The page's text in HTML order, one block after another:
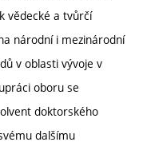
vědecké a tvůrčí
národní i mezinárodní
v oblasti vývoje v
oboru se
doktorského
dalšímu